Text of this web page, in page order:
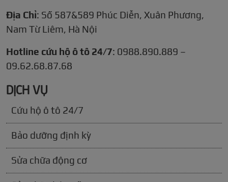
Địa Chỉ: Số 587&589 Phúc Diễn, Xuân Phương,
Nam Từ Liêm, Hà Nội
Hotline cứu hộ ô tô 24/7: 0988.890.889 –
09.62.68.87.68
DỊCH VỤ
Cứu hộ ô tô 24/7
Bảo dưỡng định kỳ
Sửa chữa động cơ